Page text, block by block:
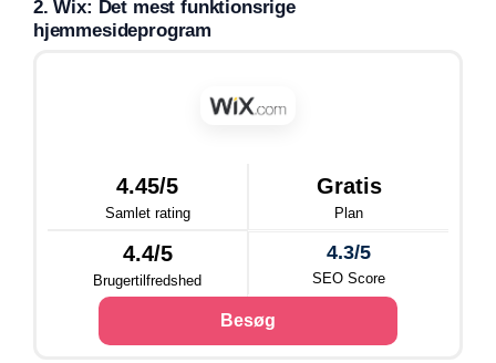
2. Wix: Det mest funktionsrige
hjemmesideprogram
4.45/5
Samlet rating
Gratis
Plan
4.4/5
Brugertilfredshed
4.3/5
SEO Score
Besøg